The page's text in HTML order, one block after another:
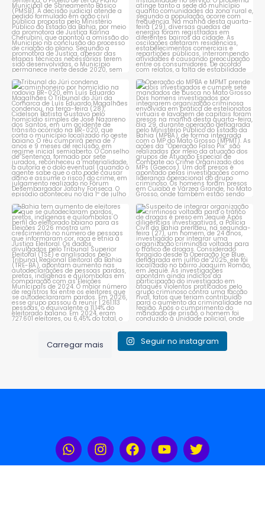
Tribunal do Júri condena
caminhoneiro por...
1 0
Operação do MPBA e MPMT
prende dois investigados e...
1 0
Bahia tem aumento de eleitores
que se autodeclaram...
1 0
Suspeito de integrar
organização criminosa
voltada...
1 0
Carregar mais Seguir no instagram